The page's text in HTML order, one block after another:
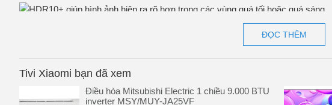
HDR10+ giúp hình ảnh hiện ra rõ hơn trong các vùng quá tối hoặc quá sáng
Không dừng lại ở đó, Xiaomi còn trang bị cho sản phẩm công nghệ Dolby
cường độ sáng và độ tương phản, giúp các cảnh quay trở nên sống động và
Công nghệ âm thanh đỉnh cao giúp bạn nghe nội dung
ĐỌC THÊM
Tivi Xiaomi bạn đã xem
Điều hòa Mitsubishi Electric 1 chiều 9.000 BTU
inverter MSY/MUY-JA25VF